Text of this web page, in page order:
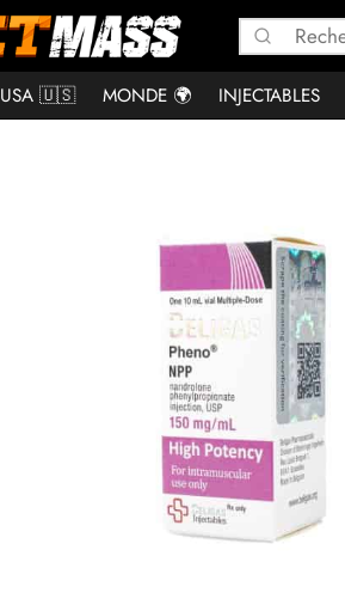
USA 🇺🇸 MONDE 🌍 INJECTABLES